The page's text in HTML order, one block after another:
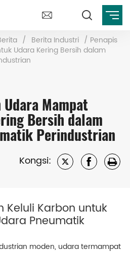
/ Berita Industri / Penapis
Udara Kering Bersih dalam
Mampat
Bersih dalam
Perindustrian
Kongsi:
Keluli Karbon untuk
Pneumatik
moden, udara termampat